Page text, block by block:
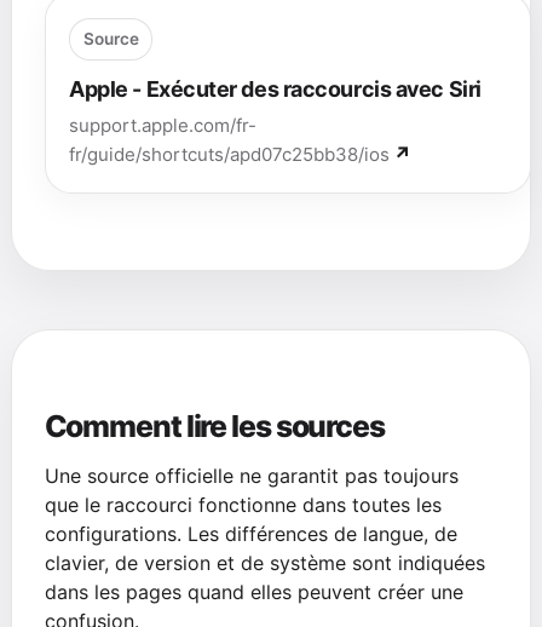
Source
Apple - Exécuter des raccourcis avec Siri
support.apple.com/fr-
fr/guide/shortcuts/apd07c25bb38/ios
Comment lire les sources
Une source officielle ne garantit pas toujours
que le raccourci fonctionne dans toutes les
configurations. Les différences de langue, de
clavier, de version et de système sont indiquées
dans les pages quand elles peuvent créer une
confusion.